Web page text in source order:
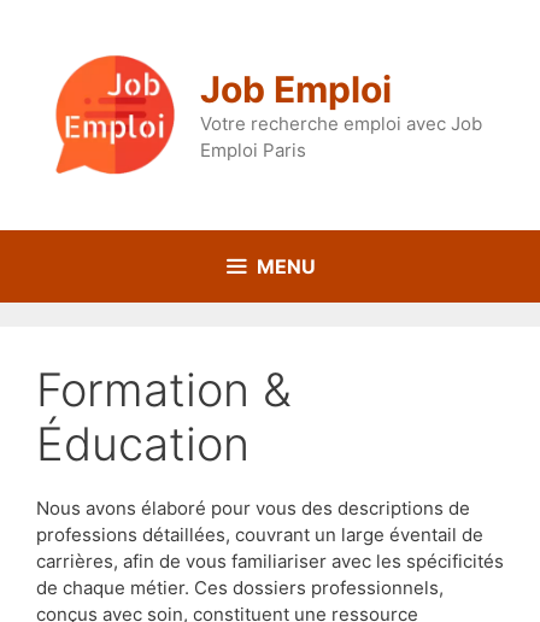
Job Emploi
Votre recherche emploi avec Job
Emploi Paris
MENU
Formation &
Éducation
Nous avons élaboré pour vous des descriptions de
professions détaillées, couvrant un large éventail de
carrières, afin de vous familiariser avec les spécificités
de chaque métier. Ces dossiers professionnels,
conçus avec soin, constituent une ressource